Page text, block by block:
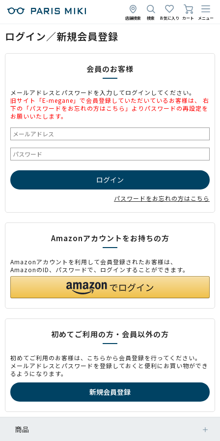
店舗検索 検索 お気に入り カート メニュー
ログイン／新規会員登録
会員のお客様
メールアドレスとパスワードを入力してログインしてください。
旧サイト「E-megane」で会員登録していただいているお客様は、 右
下の「パスワードをお忘れの方はこちら」よりパスワードの再設定を
お願いいたします。
パスワードをお忘れの方はこちら
Amazonアカウントをお持ちの方
Amazonアカウントを利用して会員登録されたお客様は、
AmazonのID、パスワードで、ログインすることができます。
初めてご利用の方・会員以外の方
初めてご利用のお客様は、こちらから会員登録を行ってください。
メールアドレスとパスワードを登録しておくと便利にお買い物ができ
るようになります。
商品